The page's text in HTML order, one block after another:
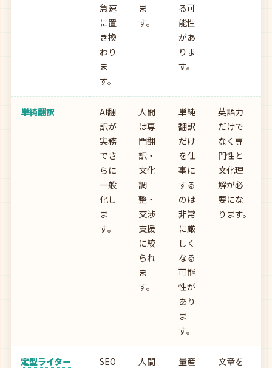
急速
に置
き換
わり
ま
す。
ま
す。
る可
能性
があ
りま
す。
単純翻訳
AI翻
訳が
実務
でさ
らに
一般
化し
ま
す。
人間
は専
門翻
訳・
文化
調
整・
交渉
支援
に絞
られ
ま
す。
単純
翻訳
だけ
を仕
事に
する
のは
非常
に厳
しく
なる
可能
性が
あり
ま
す。
英語力
だけで
なく専
門性と
文化理
解が必
要にな
ります。
定型ライター
SEO
人間
量産
文章を